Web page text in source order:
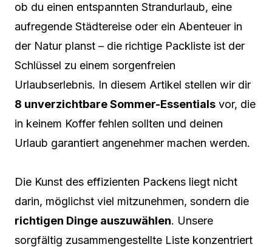
ob du einen entspannten Strandurlaub, eine
aufregende Städtereise oder ein Abenteuer in
der Natur planst – die richtige Packliste ist der
Schlüssel zu einem sorgenfreien
Urlaubserlebnis. In diesem Artikel stellen wir dir
8 unverzichtbare Sommer-Essentials vor, die
in keinem Koffer fehlen sollten und deinen
Urlaub garantiert angenehmer machen werden.
Die Kunst des effizienten Packens liegt nicht
darin, möglichst viel mitzunehmen, sondern die
richtigen Dinge auszuwählen. Unsere
sorgfältig zusammengestellte Liste konzentriert